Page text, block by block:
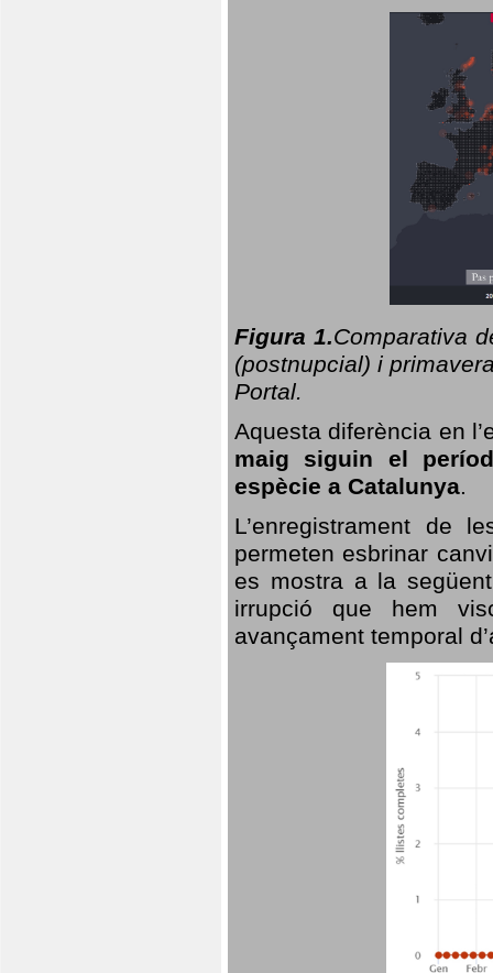
Figura 1.Comparativa
(postnupcial) i
Portal.
Aquesta diferència en
maig siguin el
espècie a Catalunya.
L’enregistrament de
permeten esbrinar
es mostra a la
irrupció que hem
avançament temporal